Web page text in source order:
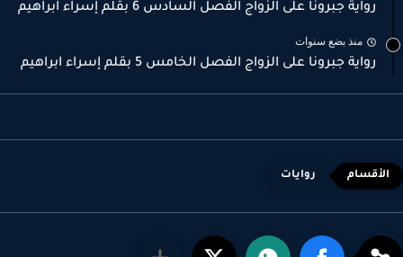
رواية جبرونا على الزواج الفصل السادس 6 بقلم إسراء ابراهيم
منذ بضع سنوات
رواية جبرونا على الزواج الفصل الخامس 5 بقلم إسراء ابراهيم
روايات